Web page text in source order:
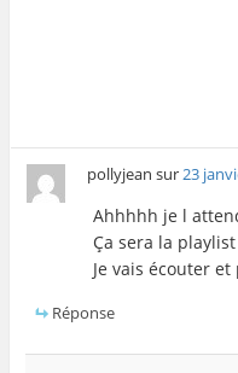
pollyjean sur23
Ahhhhh je l
Ça sera la
Je vais écouter
Réponse